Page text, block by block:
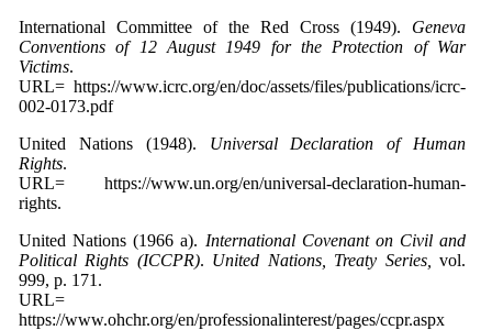
International Committee of the Red Cross (1949). Geneva
Conventions of 12 August 1949 for the Protection of War
Victims.
URL= https://www.icrc.org/en/doc/assets/files/publications/icrc-
002-0173.pdf
United Nations (1948). Universal Declaration of Human
Rights.
URL= https://www.un.org/en/universal-declaration-human-
rights.
United Nations (1966 a). International Covenant on Civil and
Political Rights (ICCPR). United Nations, Treaty Series,vol.
999, p. 171.
URL=
https://www.ohchr.org/en/professionalinterest/pages/ccpr.aspx